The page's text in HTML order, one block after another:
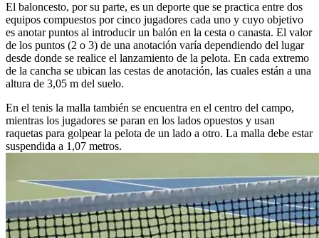
El baloncesto, por su parte, es un deporte que se practica entre dos
equipos compuestos por cinco jugadores cada uno y cuyo objetivo
es anotar puntos al introducir un balón en la cesta o canasta. El valor
de los puntos (2 o 3) de una anotación varía dependiendo del lugar
desde donde se realice el lanzamiento de la pelota. En cada extremo
de la cancha se ubican las cestas de anotación, las cuales están a una
altura de 3,05 m del suelo.
En el tenis la malla también se encuentra en el centro del campo,
mientras los jugadores se paran en los lados opuestos y usan
raquetas para golpear la pelota de un lado a otro. La malla debe estar
suspendida a 1,07 metros.